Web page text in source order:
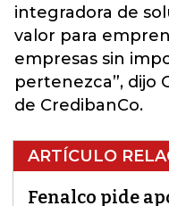
integradora de
valor para
empresas sin
pertenezca”, dijo
de CredibanCo.
ARTÍCULO
Fenalco pide